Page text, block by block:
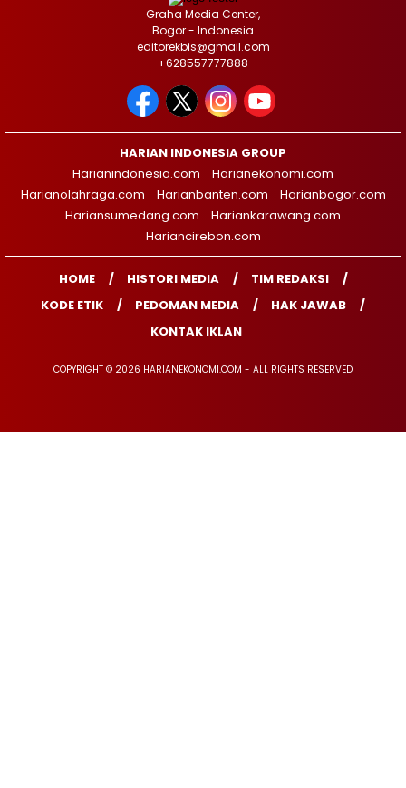
Graha Media Center,
Bogor - Indonesia
editorekbis@gmail.com
+628557777888
HARIAN INDONESIA GROUP
Harianindonesia.com
Harianekonomi.com
Harianolahraga.com
Harianbanten.com
Harianbogor.com
Hariansumedang.com
Hariankarawang.com
Hariancirebon.com
HOME HISTORI MEDIA
TIM REDAKSI
KODE ETIK
PEDOMAN MEDIA
HAK JAWAB
KONTAK IKLAN
COPYRIGHT © 2026 HARIANEKONOMI.COM - ALL RIGHTS RESERVED